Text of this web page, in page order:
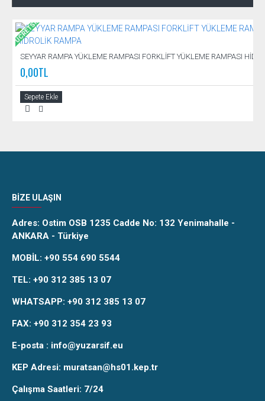
ÜCRETSIZ
SEYYAR RAMPA YÜKLEME RAMPASI FORKLİFT YÜKLEME RAMPASI
0,00TL
Sepete Ekle
BIZE ULAŞIN
Adres: Ostim OSB 1235 Cadde No: 132 Yenimahalle -
ANKARA - Türkiye
MOBİL: +90 554 690 5544
TEL: +90 312 385 13 07
WHATSAPP: +90 312 385 13 07
FAX: +90 312 354 23 93
E-posta : info@yuzarsif.eu
KEP Adresi: muratsan@hs01.kep.tr
Çalışma Saatleri: 7/24